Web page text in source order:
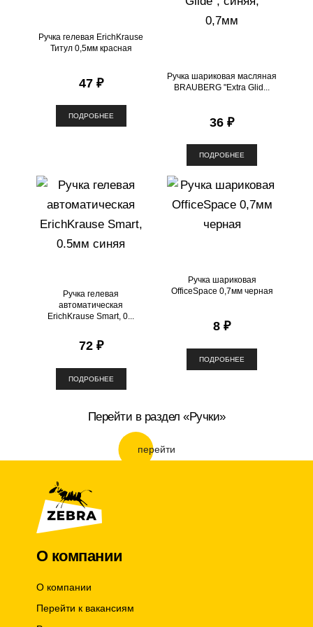
Ручка гелевая ErichKrause
Титул 0,5мм красная
47 ₽
ПОДРОБНЕЕ
Ручка шариковая масляная
BRAUBERG "Extra Glid...
36 ₽
ПОДРОБНЕЕ
Ручка гелевая
автоматическая
ErichKrause Smart, 0...
72 ₽
ПОДРОБНЕЕ
Ручка шариковая
OfficeSpace 0,7мм черная
8 ₽
ПОДРОБНЕЕ
Перейти в раздел «Ручки»
перейти
О компании
О компании
Перейти к вакансиям